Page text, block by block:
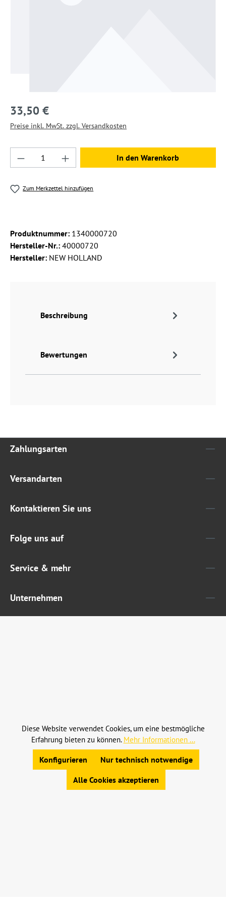
33,50 €
Preise inkl. MwSt. zzgl. Versandkosten
Produkt Anzahl: Gib den gewünschten
In den Warenkorb
Zum Merkzettel hinzufügen
Produktnummer: 1340000720
Hersteller-Nr.: 40000720
Hersteller: NEW HOLLAND
Beschreibung
Bewertungen
Zahlungsarten
Versandarten
Kontaktieren Sie uns
Folge uns auf
Service & mehr
Unternehmen
© 2023 Leinweber Landtechnik GmbH & Co. KG
Allgemeine Geschäftsbedingungen|
Widerrufsbelehrung
Impressum
Diese Website verwendet Cookies, um eine bestmögliche
Erfahrung bieten zu können. Mehr Informationen ...
Nur technisch notwendige
Konfigurieren
Alle Cookies akzeptieren